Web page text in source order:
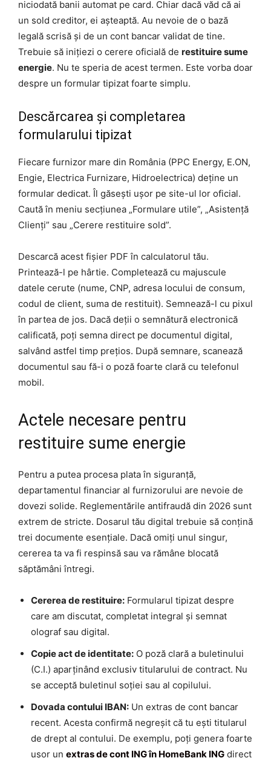
niciodată banii automat pe card. Chiar dacă văd că ai
un sold creditor, ei așteaptă. Au nevoie de o bază
legală scrisă și de un cont bancar validat de tine.
Trebuie să inițiezi o cerere oficială de restituire sume
energie. Nu te speria de acest termen. Este vorba doar
despre un formular tipizat foarte simplu.
Descărcarea și completarea
formularului tipizat
Fiecare furnizor mare din România (PPC Energy, E.ON,
Engie, Electrica Furnizare, Hidroelectrica) deține un
formular dedicat. Îl găsești ușor pe site-ul lor oficial.
Caută în meniu secțiunea „Formulare utile”, „Asistență
Clienți” sau „Cerere restituire sold”.
Descarcă acest fișier PDF în calculatorul tău.
Printează-l pe hârtie. Completează cu majuscule
datele cerute (nume, CNP, adresa locului de consum,
codul de client, suma de restituit). Semnează-l cu pixul
în partea de jos. Dacă deții o semnătură electronică
calificată, poți semna direct pe documentul digital,
salvând astfel timp prețios. După semnare, scanează
documentul sau fă-i o poză foarte clară cu telefonul
mobil.
Actele necesare pentru
restituire sume energie
Pentru a putea procesa plata în siguranță,
departamentul financiar al furnizorului are nevoie de
dovezi solide. Reglementările antifraudă din 2026 sunt
extrem de stricte. Dosarul tău digital trebuie să conțină
trei documente esențiale. Dacă omiți unul singur,
cererea ta va fi respinsă sau va rămâne blocată
săptămâni întregi.
Cererea de restituire: Formularul tipizat despre
care am discutat, completat integral și semnat
olograf sau digital.
Copie act de identitate: O poză clară a buletinului
(C.I.) aparținând exclusiv titularului de contract. Nu
se acceptă buletinul soției sau al copilului.
Dovada contului IBAN: Un extras de cont bancar
recent. Acesta confirmă negreșit că tu ești titularul
de drept al contului. De exemplu, poți genera foarte
ușor un extras de cont ING în HomeBank ING direct